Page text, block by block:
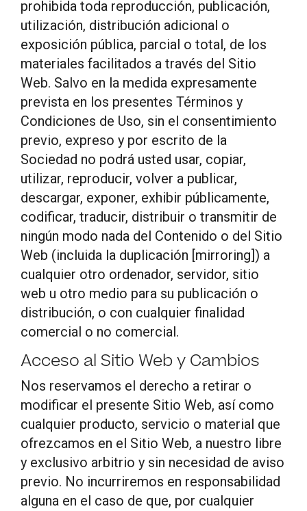
prohibida toda reproducción, publicación,
utilización, distribución adicional o
exposición pública, parcial o total, de los
materiales facilitados a través del Sitio
Web. Salvo en la medida expresamente
prevista en los presentes Términos y
Condiciones de Uso, sin el consentimiento
previo, expreso y por escrito de la
Sociedad no podrá usted usar, copiar,
utilizar, reproducir, volver a publicar,
descargar, exponer, exhibir públicamente,
codificar, traducir, distribuir o transmitir de
ningún modo nada del Contenido o del Sitio
Web (incluida la duplicación [mirroring]) a
cualquier otro ordenador, servidor, sitio
web u otro medio para su publicación o
distribución, o con cualquier finalidad
comercial o no comercial.
Acceso al Sitio Web y Cambios
Nos reservamos el derecho a retirar o
modificar el presente Sitio Web, así como
cualquier producto, servicio o material que
ofrezcamos en el Sitio Web, a nuestro libre
y exclusivo arbitrio y sin necesidad de aviso
previo. No incurriremos en responsabilidad
alguna en el caso de que, por cualquier